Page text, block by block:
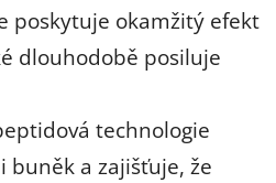
poskytuje okamžitý efekt
dlouhodobě posiluje
technologie
buněk a zajišťuje, že